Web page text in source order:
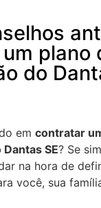
plano
do
em contratar
SE? Se
na hora de
você, sua